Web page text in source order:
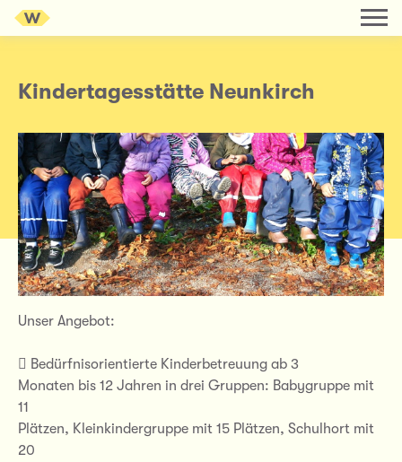
Kindertagesstätte Neunkirch
Unser Angebot:
 Bedürfnisorientierte Kinderbetreuung ab 3
Monaten bis 12 Jahren in drei Gruppen: Babygruppe mit
11
Plätzen, Kleinkindergruppe mit 15 Plätzen, Schulhort mit
20